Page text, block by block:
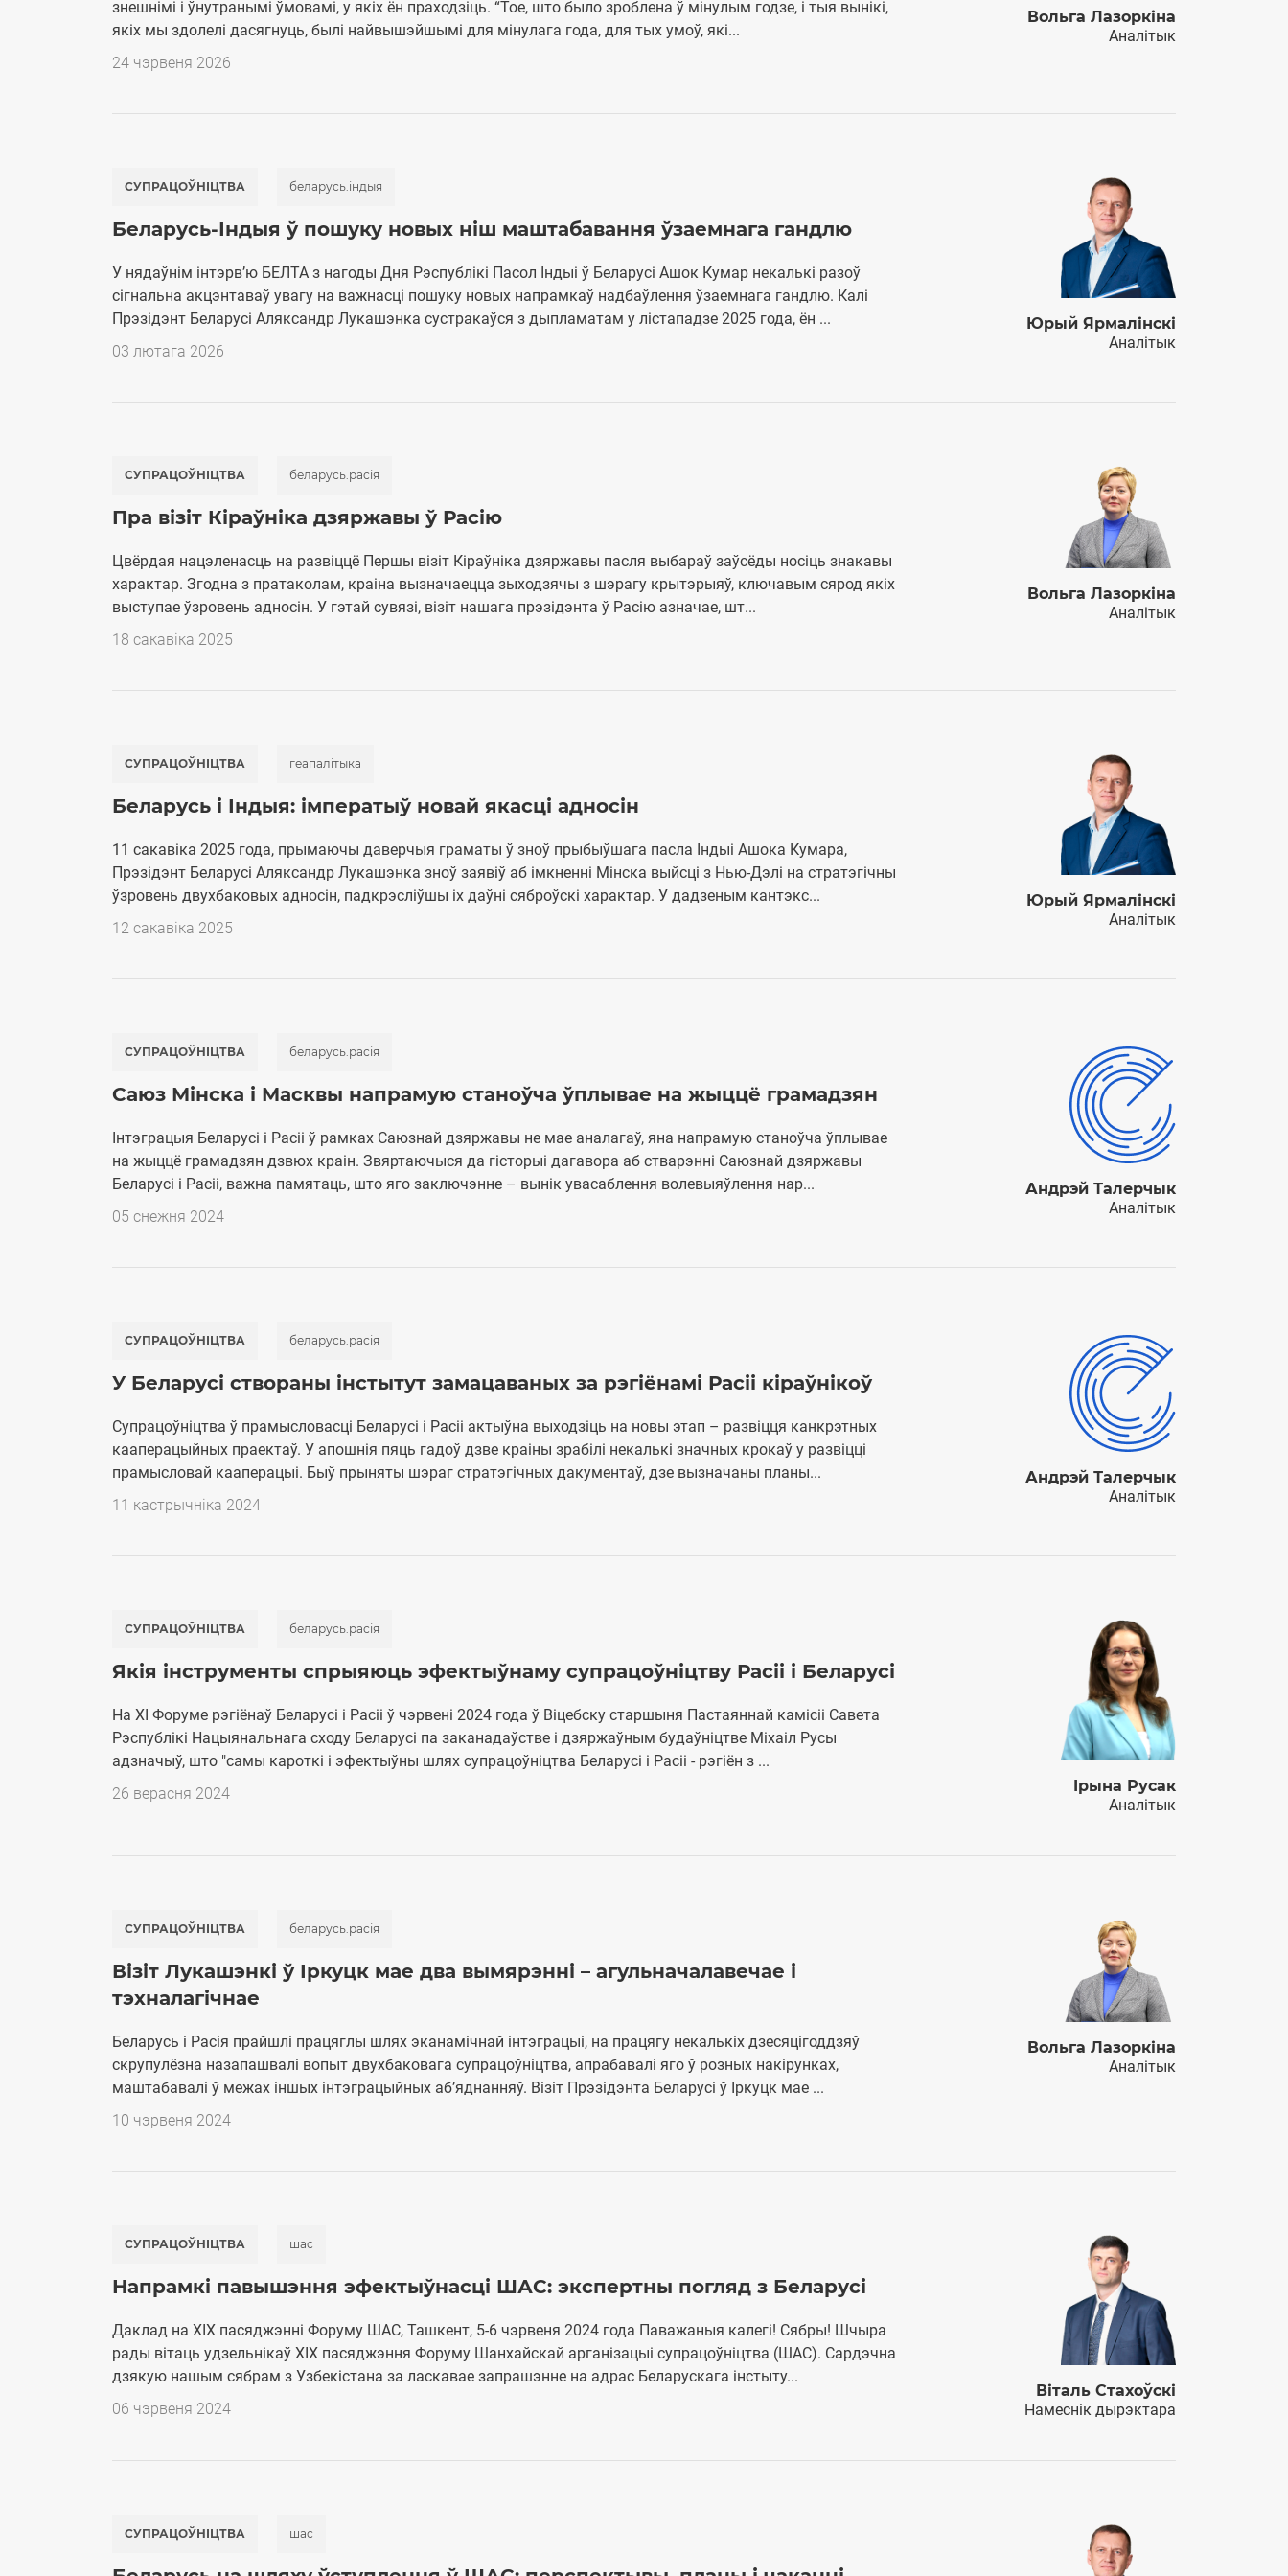
знешнімі і ўнутранымі ўмовамі, у якіх ён праходзіць. “Тое, што было зроблена ў мінулым годзе, і тыя вынікі,
якіх мы здолелі дасягнуць, былі найвышэйшымі для мінулага года, для тых умоў, які...
24 чэрвеня 2026
Вольга Лазоркіна
Аналітык
СУПРАЦОЎНІЦТВА беларусь.індыя
Беларусь-Індыя ў пошуку новых ніш маштабавання ўзаемнага гандлю
У нядаўнім інтэрв’ю БЕЛТА з нагоды Дня Рэспублікі Пасол Індыі ў Беларусі Ашок Кумар некалькі разоў
сігнальна акцэнтаваў увагу на важнасці пошуку новых напрамкаў надбаўлення ўзаемнага гандлю. Калі
Прэзідэнт Беларусі Аляксандр Лукашэнка сустракаўся з дыпламатам у лістападзе 2025 года, ён ...
03 лютага 2026
Юрый Ярмалінскі
Аналітык
СУПРАЦОЎНІЦТВА беларусь.расія
Пра візіт Кіраўніка дзяржавы ў Расію
Цвёрдая нацэленасць на развіццё Першы візіт Кіраўніка дзяржавы пасля выбараў заўсёды носіць знакавы
характар. Згодна з пратаколам, краіна вызначаецца зыходзячы з шэрагу крытэрыяў, ключавым сярод якіх
выступае ўзровень адносін. У гэтай сувязі, візіт нашага прэзідэнта ў Расію азначае, шт...
18 cакавіка 2025
Вольга Лазоркіна
Аналітык
СУПРАЦОЎНІЦТВА геапалітыка
Беларусь і Індыя: імператыў новай якасці адносін
11 сакавіка 2025 года, прымаючы даверчыя граматы ў зноў прыбыўшага пасла Індыі Ашока Кумара,
Прэзідэнт Беларусі Аляксандр Лукашэнка зноў заявіў аб імкненні Мінска выйсці з Нью-Дэлі на стратэгічны
ўзровень двухбаковых адносін, падкрэсліўшы іх даўні сяброўскі характар. У дадзеным кантэкс...
12 cакавіка 2025
Юрый Ярмалінскі
Аналітык
СУПРАЦОЎНІЦТВА беларусь.расія
Саюз Мінска і Масквы напрамую станоўча ўплывае на жыццё грамадзян
Інтэграцыя Беларусі і Расіі ў рамках Саюзнай дзяржавы не мае аналагаў, яна напрамую станоўча ўплывае
на жыццё грамадзян дзвюх краін. Звяртаючыся да гісторыі дагавора аб стварэнні Саюзнай дзяржавы
Беларусі і Расіі, важна памятаць, што яго заключэнне – вынік увасаблення волевыяўлення нар...
05 cнежня 2024
Андрэй Талерчык
Аналітык
СУПРАЦОЎНІЦТВА беларусь.расія
У Беларусі створаны iнстытут замацаваных за рэгіёнамі Расіі кіраўнікоў
Супрацоўніцтва ў прамысловасці Беларусі і Расіі актыўна выходзіць на новы этап – развіцця канкрэтных
кааперацыйных праектаў. У апошнія пяць гадоў дзве краіны зрабілі некалькі значных крокаў у развіцці
прамысловай кааперацыі. Быў прыняты шэраг стратэгічных дакументаў, дзе вызначаны планы...
11 кастрычніка 2024
Андрэй Талерчык
Аналітык
СУПРАЦОЎНІЦТВА беларусь.расія
Якія інструменты спрыяюць эфектыўнаму супрацоўніцтву Расіі і Беларусі
На XI Форуме рэгіёнаў Беларусі і Расіі ў чэрвені 2024 года ў Віцебску старшыня Пастаяннай камісіі Савета
Рэспублікі Нацыянальнага сходу Беларусі па заканадаўстве і дзяржаўным будаўніцтве Міхаіл Русы
адзначыў, што "самы кароткі і эфектыўны шлях супрацоўніцтва Беларусі і Расіі - рэгіён з ...
26 верасня 2024
Iрына Русак
Аналітык
СУПРАЦОЎНІЦТВА беларусь.расія
Візіт Лукашэнкі ў Іркуцк мае два вымярэнні – агульначалавечае і
тэхналагічнае
Беларусь і Расія прайшлі працяглы шлях эканамічнай інтэграцыі, на працягу некалькіх дзесяцігоддзяў
скрупулёзна назапашвалі вопыт двухбаковага супрацоўніцтва, апрабавалі яго ў розных накірунках,
маштабавалі ў межах іншых інтэграцыйных аб’яднанняў. Візіт Прэзідэнта Беларусі ў Іркуцк мае ...
10 чэрвеня 2024
Вольга Лазоркіна
Аналітык
СУПРАЦОЎНІЦТВА шас
Напрамкі павышэння эфектыўнасці ШАС: экспертны погляд з Беларусі
Даклад на XIX пасяджэнні Форуму ШАС, Ташкент, 5-6 чэрвеня 2024 года Паважаныя калегі! Сябры! Шчыра
рады вітаць удзельнікаў XIX пасяджэння Форуму Шанхайскай арганізацыі супрацоўніцтва (ШАС). Сардэчна
дзякую нашым сябрам з Узбекістана за ласкавае запрашэнне на адрас Беларускага інстыту...
06 чэрвеня 2024
Віталь Стахоўскі
Намеснiк дырэктара
СУПРАЦОЎНІЦТВА шас